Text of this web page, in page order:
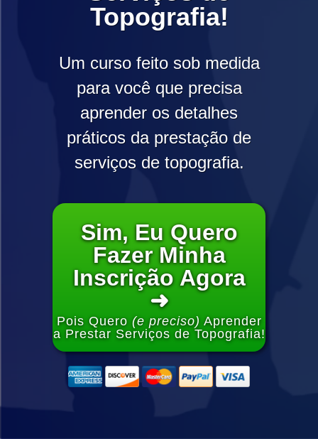
Topografia!
Um curso feito sob medida
para você que precisa
aprender os detalhes
práticos da prestação de
serviços de topografia.
Sim, Eu Quero
Fazer Minha
Inscrição Agora
➜
Pois Quero(e preciso) Aprender
a Prestar Serviços de Topografia!